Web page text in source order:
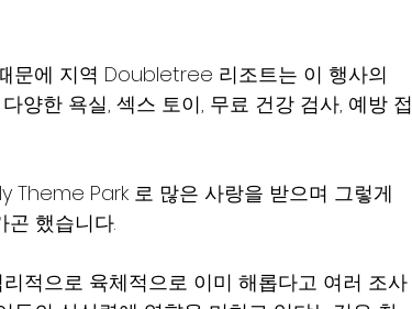
문에 지역 Doubletree 리조트는 이 행사의
양한 욕실, 섹스 토이, 무료 건강 검사, 예방 접
Park 로 많은 사랑을 받으며 그렇게
했습니다.
적으로 육체적으로 이미 해롭다고 여러 조사